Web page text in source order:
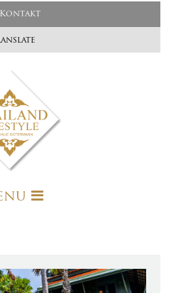
Kontakt